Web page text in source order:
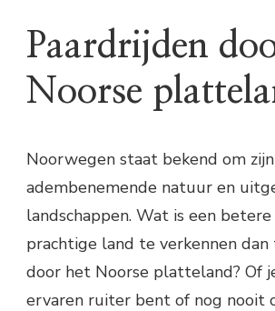
Paardrijden
Noorse
Noorwegen staat bekend om zijn
adembenemende natuur en
landschappen. Wat is een
prachtige land te verkennen
door het Noorse platteland? Of
ervaren ruiter bent of nog nooit